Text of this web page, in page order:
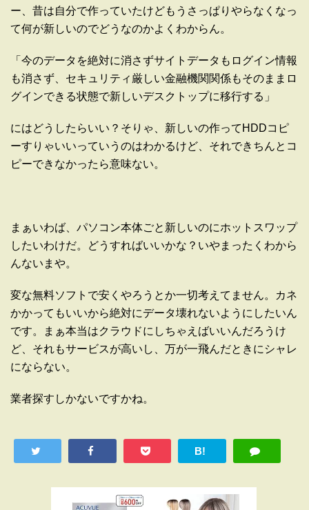
ー、昔は自分で作っていたけどもうさっぱりやらなくなっ
て何が新しいのでどうなのかよくわからん。
「今のデータを絶対に消さずサイトデータもログイン情報
も消さず、セキュリティ厳しい金融機関関係もそのままロ
グインできる状態で新しいデスクトップに移行する」
にはどうしたらいい？そりゃ、新しいの作ってHDDコピ
ーすりゃいいっていうのはわかるけど、それできちんとコ
ピーできなかったら意味ない。
まぁいわば、パソコン本体ごと新しいのにホットスワップ
したいわけだ。どうすればいいかな？いやまったくわから
んないまや。
変な無料ソフトで安くやろうとか一切考えてません。カネ
かかってもいいから絶対にデータ壊れないようにしたいん
です。まぁ本当はクラウドにしちゃえばいいんだろうけ
ど、それもサービスが高いし、万が一飛んだときにシャレ
にならない。
業者探すしかないですかね。
B!